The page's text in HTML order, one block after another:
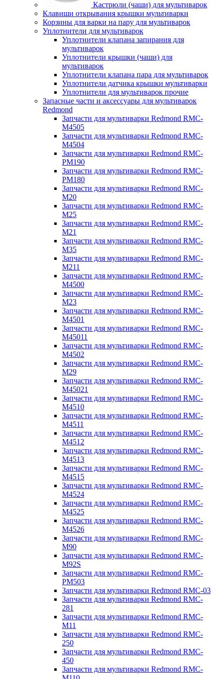
Кастрюли (чаши) для мультиварок
Клавиши открывания крышки мультиварки
Корзины для варки на пару для мультиварок
Уплотнители для мультиварок
Уплотнители клапана запирания для
мультиварок
Уплотнители крышки (чаши) для
мультиварок
Уплотнители клапана пара для мультиварок
Уплотнители датчика крышки мультиварки
Уплотнители для мультиварок прочие
Запасные части и аксессуары для мультиварок
Redmond
Запчасти для мультиварки Redmond RMC-
M4505
Запчасти для мультиварки Redmond RMC-
M4504
Запчасти для мультиварки Redmond RMC-
PM190
Запчасти для мультиварки Redmond RMC-
PM180
Запчасти для мультиварки Redmond RMC-
M20
Запчасти для мультиварки Redmond RMC-
M25
Запчасти для мультиварки Redmond RMC-
M21
Запчасти для мультиварки Redmond RMC-
M35
Запчасти для мультиварки Redmond RMC-
M211
Запчасти для мультиварки Redmond RMC-
M4500
Запчасти для мультиварки Redmond RMC-
M23
Запчасти для мультиварки Redmond RMC-
M4501
Запчасти для мультиварки Redmond RMC-
M45011
Запчасти для мультиварки Redmond RMC-
M4502
Запчасти для мультиварки Redmond RMC-
M29
Запчасти для мультиварки Redmond RMC-
M45021
Запчасти для мультиварки Redmond RMC-
M4510
Запчасти для мультиварки Redmond RMC-
M4511
Запчасти для мультиварки Redmond RMC-
M4512
Запчасти для мультиварки Redmond RMC-
M4513
Запчасти для мультиварки Redmond RMC-
M4515
Запчасти для мультиварки Redmond RMC-
M4524
Запчасти для мультиварки Redmond RMC-
M4525
Запчасти для мультиварки Redmond RMC-
M4526
Запчасти для мультиварки Redmond RMC-
M90
Запчасти для мультиварки Redmond RMC-
M92S
Запчасти для мультиварки Redmond RMC-
PM503
Запчасти для мультиварки Redmond RMC-03
Запчасти для мультиварки Redmond RMC-
281
Запчасти для мультиварки Redmond RMC-
M11
Запчасти для мультиварки Redmond RMC-
250
Запчасти для мультиварки Redmond RMC-
450
Запчасти для мультиварки Redmond RMC-